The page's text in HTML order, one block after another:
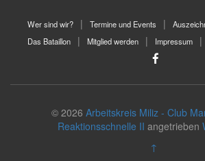
Wer sind wir? Termine und Events
Das Bataillon
Mitglied werden Impressum
© 2026 Arbeitskreis Miliz - Club
Reaktionsschnelle II angetrieben
↑